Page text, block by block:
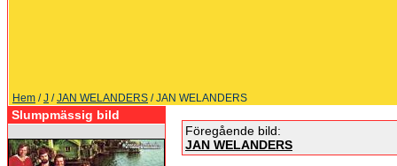
Hem /J /JAN WELANDERS / JAN WELANDERS
Slumpmässig bild
Föregående bild:
JAN WELANDERS